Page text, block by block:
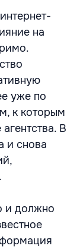
на
уже по
к которым
В
и снова
и должно